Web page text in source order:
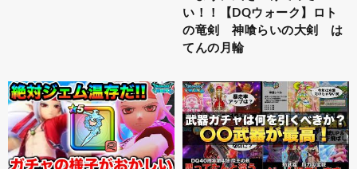
い！！【DQウォーク】ロト
の竜剣 神喰らいの大剣 は
てんの月輪